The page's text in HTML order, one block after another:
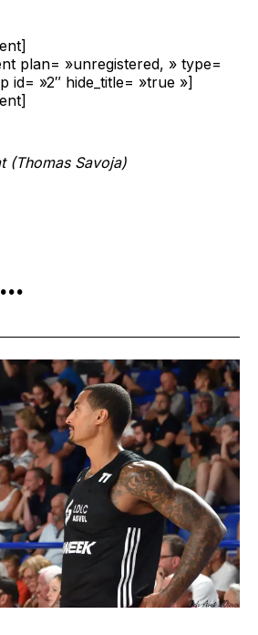
plan= »unregistered, » type=
id= »2″ hide_title= »true »]
(Thomas Savoja)